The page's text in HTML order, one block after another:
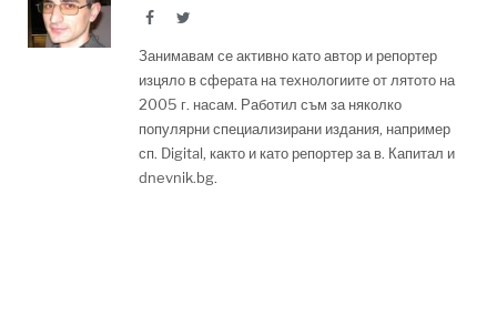
FacebookTwitter
Занимавам се активно като автор и репортер
изцяло в сферата на технологиите от лятото на
2005 г. насам. Работил съм за няколко
популярни специализирани издания, например
сп. Digital, както и като репортер за в. Капитал и
dnevnik.bg.